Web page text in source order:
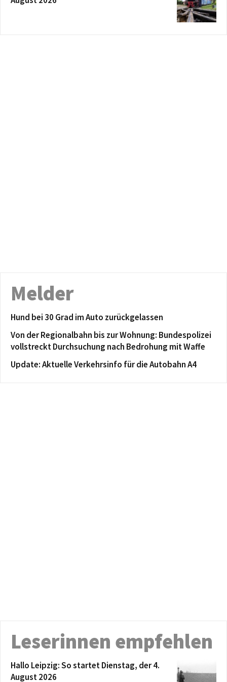
Melder
Hund bei 30 Grad im Auto zurückgelassen
Von der Regionalbahn bis zur Wohnung: Bundespolizei
vollstreckt Durchsuchung nach Bedrohung mit Waffe
Update: Aktuelle Verkehrsinfo für die Autobahn A4
Leserinnen empfehlen
Hallo Leipzig: So startet Dienstag, der 4.
August 2026